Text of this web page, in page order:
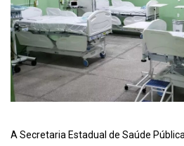
A Secretaria Estadual de Saúde